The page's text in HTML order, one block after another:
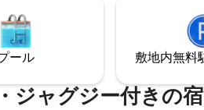
Wi-Fi（パティオ、プール、レセプ
ロビー） リクエストに応じて●ラ
ー＆シェフ（別途費用がかかりま
安全なエリア
ール 敷地内無料
ジャグジー付きの